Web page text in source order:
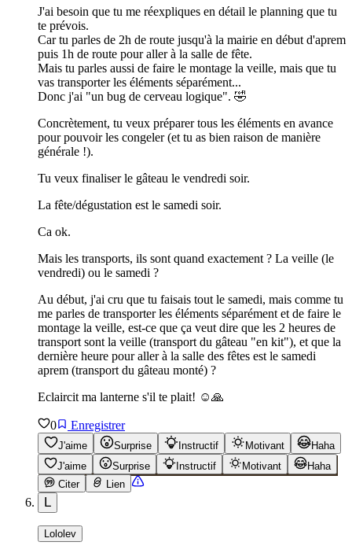
J'ai besoin que tu me réexpliques en détail le planning que tu
te prévois.
Car tu parles de 2h de route jusqu'à la mairie en début d'aprem
puis 1h de route pour aller à la salle de fête.
Mais tu parles aussi de faire le montage la veille, mais que tu
vas transporter les éléments séparément...
Donc j'ai "un bug de cerveau logique". 🤣
Concrètement, tu veux préparer tous les éléments en avance
pour pouvoir les congeler (et tu as bien raison de manière
générale !).
Tu veux finaliser le gâteau le vendredi soir.
La fête/dégustation est le samedi soir.
Ca ok.
Mais les transports, ils sont quand exactement ? La veille (le
vendredi) ou le samedi ?
Au début, j'ai cru que tu faisais tout le samedi, mais comme tu
me parles de transporter les éléments séparément et de faire le
montage la veille, est-ce que ça veut dire que les 2 heures de
transport sont la veille (transport du gâteau "en kit"), et que la
dernière heure pour aller à la salle des fêtes est le samedi
aprem (transport du gâteau monté) ?
Eclaircit ma lanterne s'il te plait! ☺️🙏
0 Enregistrer
J'aime Surprise Instructif Motivant
Haha
J'aime
Surprise Instructif Motivant
Haha
Citer
Lien
L
Lololev